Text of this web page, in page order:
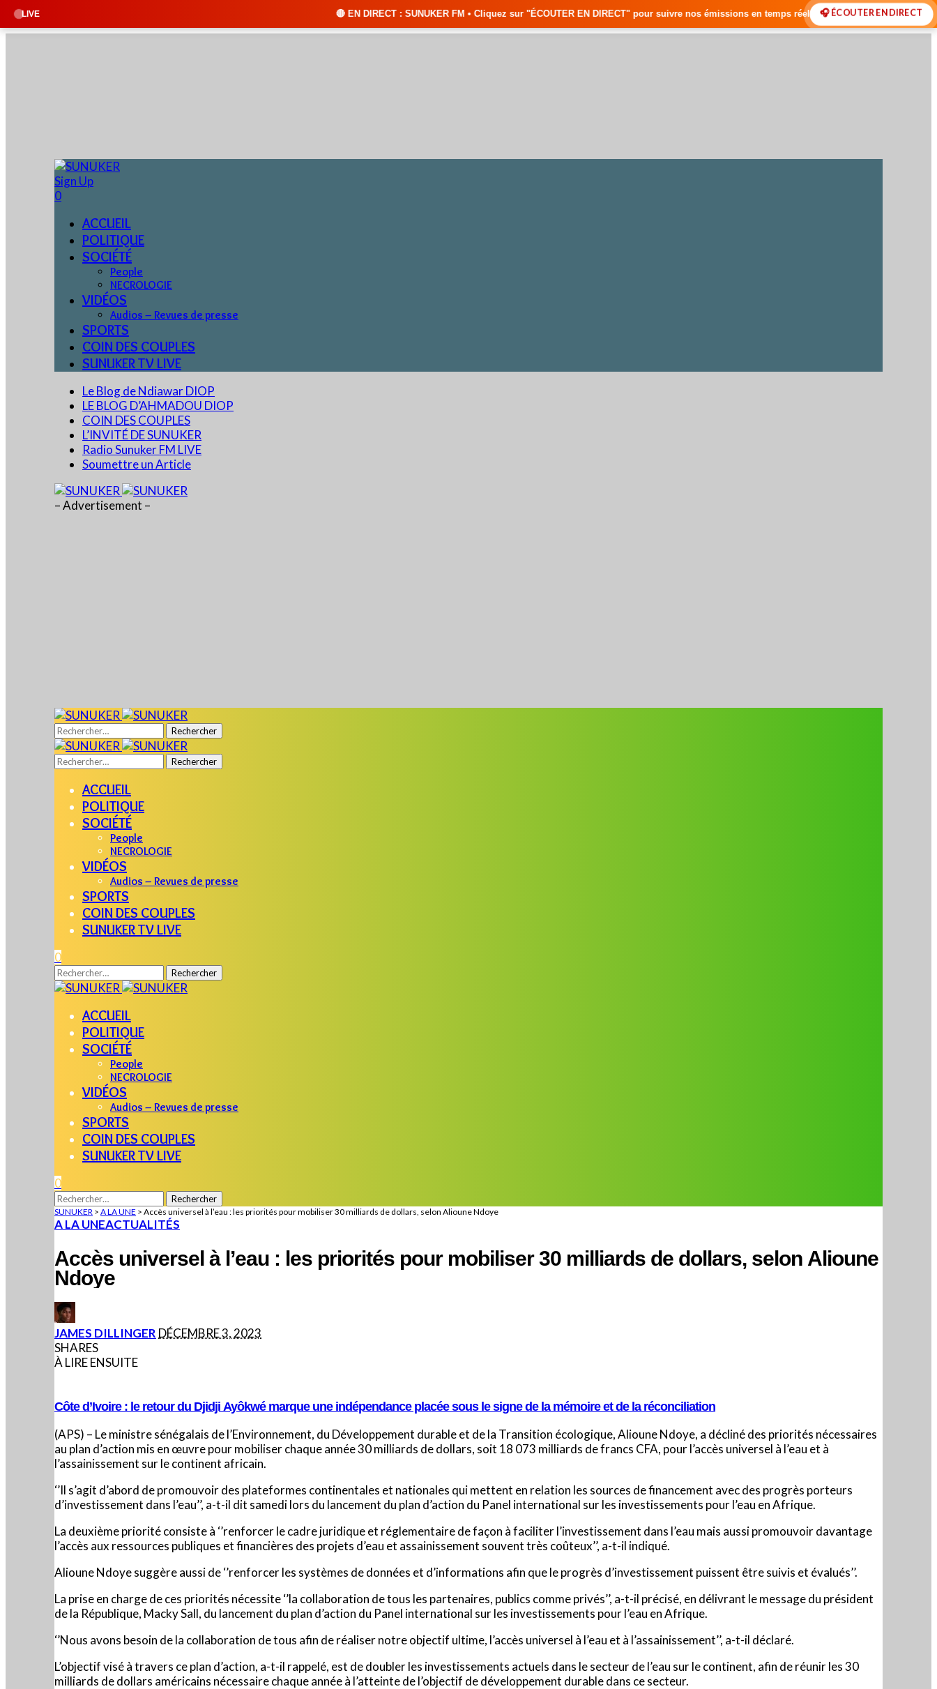
LIVE 🔴 EN DIRECT : SUNUKER FM • Cliquez sur "ÉCOUTER EN DIRECT" pour suivre nos émissions en temps réel • 🇸🇳 Actualités du Sénégal • 🌍
🎧 ÉCOUTER EN DIRECT
Sign Up
0
ACCUEIL
POLITIQUE
SOCIÉTÉ
People
NECROLOGIE
VIDÉOS
Audios – Revues de presse
SPORTS
COIN DES COUPLES
SUNUKER TV LIVE
Le Blog de Ndiawar DIOP
LE BLOG D’AHMADOU DIOP
COIN DES COUPLES
L’INVITÉ DE SUNUKER
Radio Sunuker FM LIVE
Soumettre un Article
– Advertisement –
Rechercher :
Rechercher :
ACCUEIL
POLITIQUE
SOCIÉTÉ
People
NECROLOGIE
VIDÉOS
Audios – Revues de presse
SPORTS
COIN DES COUPLES
SUNUKER TV LIVE
0
Rechercher :
ACCUEIL
POLITIQUE
SOCIÉTÉ
People
NECROLOGIE
VIDÉOS
Audios – Revues de presse
SPORTS
COIN DES COUPLES
SUNUKER TV LIVE
0
Rechercher :
SUNUKER > A LA UNE > Accès universel à l’eau : les priorités pour mobiliser 30 milliards de dollars, selon Alioune Ndoye
A LA UNEACTUALITÉS
Accès universel à l’eau : les priorités pour mobiliser 30 milliards de dollars, selon Alioune
Ndoye
POSTED
BY
JAMES DILLINGER DÉCEMBRE 3, 2023
SHARES
À LIRE ENSUITE
Côte d’Ivoire : le retour du Djidji Ayôkwé marque une indépendance placée sous le signe de la mémoire et de la réconciliation
(APS) – Le ministre sénégalais de l’Environnement, du Développement durable et de la Transition écologique, Alioune Ndoye, a décliné des priorités nécessaires
au plan d’action mis en œuvre pour mobiliser chaque année 30 milliards de dollars, soit 18 073 milliards de francs CFA, pour l’accès universel à l’eau et à
l’assainissement sur le continent africain.
‘’Il s’agit d’abord de promouvoir des plateformes continentales et nationales qui mettent en relation les sources de financement avec des progrès porteurs
d’investissement dans l’eau’’, a-t-il dit samedi lors du lancement du plan d’action du Panel international sur les investissements pour l’eau en Afrique.
La deuxième priorité consiste à ‘’renforcer le cadre juridique et réglementaire de façon à faciliter l’investissement dans l’eau mais aussi promouvoir davantage
l’accès aux ressources publiques et financières des projets d’eau et assainissement souvent très coûteux’’, a-t-il indiqué.
Alioune Ndoye suggère aussi de ‘’renforcer les systèmes de données et d’informations afin que le progrès d’investissement puissent être suivis et évalués’’.
La prise en charge de ces priorités nécessite ‘’la collaboration de tous les partenaires, publics comme privés’’, a-t-il précisé, en délivrant le message du président
de la République, Macky Sall, du lancement du plan d’action du Panel international sur les investissements pour l’eau en Afrique.
‘’Nous avons besoin de la collaboration de tous afin de réaliser notre objectif ultime, l’accès universel à l’eau et à l’assainissement’’, a-t-il déclaré.
L’objectif visé à travers ce plan d’action, a-t-il rappelé, est de doubler les investissements actuels dans le secteur de l’eau sur le continent, afin de réunir les 30
milliards de dollars américains nécessaire chaque année à l’atteinte de l’objectif de développement durable dans ce secteur.